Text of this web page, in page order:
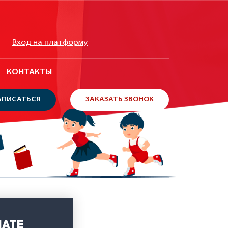
Вход на платформу
КОНТАКТЫ
ЗАКАЗАТЬ ЗВОНОК